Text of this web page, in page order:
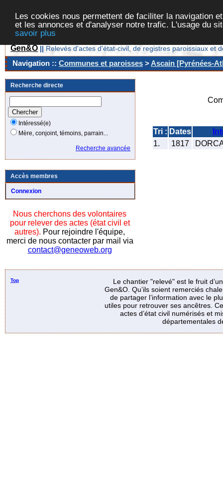
Les cookies nous permettent de faciliter la navigation
et les annonces et d'analyser notre trafic. L'usage du
savoir plus
Gen&O || Relevés d'actes d'état-civil, de registres paroissiaux et
Navigation :: Communes et paroisses >Ascain [Pyrénées-
Recherche directe
Intéressé(e)
Mère, conjoint, témoins, parrain...
Recherche avancée
Accès membres
Connexion
Nous cherchons des volontaires
pour relever des actes (état civil et
autres). Pour rejoindre l'équipe,
merci de nous contacter par mail via
contact@geneoweb.org
Tri : Dates
1.
1817
Top
Le chantier "relevé" est le fruit
Gen&O. Qu’ils soient remerciés
de partager l’information avec le
utiles pour retrouver ses ancêtres.
actes d’état civil numérisés et
départementales